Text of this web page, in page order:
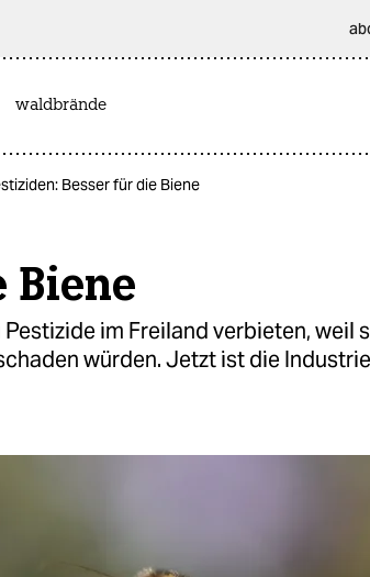
waldbrände
Besser für die Biene
Biene
im Freiland verbieten, weil
würden. Jetzt ist die